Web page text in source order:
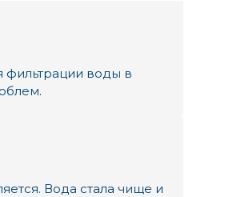
воды в
Вода стала чище и